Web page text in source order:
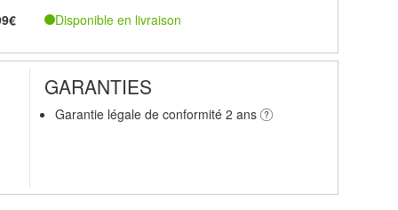
Disponible en livraison
GARANTIES
Garantie légale de conformité 2 ans